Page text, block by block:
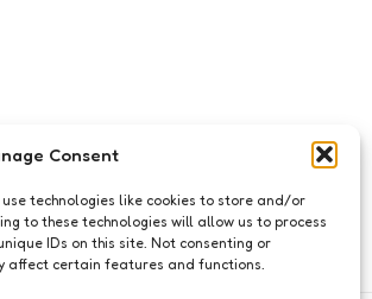
Consent
technologies like cookies to store and/or
to these technologies will allow us to process
IDs on this site. Not consenting or
affect certain features and functions.